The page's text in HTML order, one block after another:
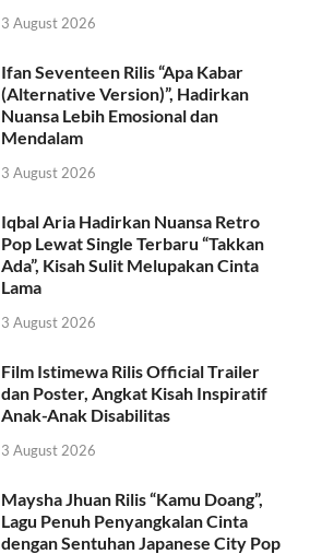
3 August 2026
Ifan Seventeen Rilis “Apa Kabar
(Alternative Version)”, Hadirkan
Nuansa Lebih Emosional dan
Mendalam
3 August 2026
Iqbal Aria Hadirkan Nuansa Retro
Pop Lewat Single Terbaru “Takkan
Ada”, Kisah Sulit Melupakan Cinta
Lama
3 August 2026
Film Istimewa Rilis Official Trailer
dan Poster, Angkat Kisah Inspiratif
Anak-Anak Disabilitas
3 August 2026
Maysha Jhuan Rilis “Kamu Doang”,
Lagu Penuh Penyangkalan Cinta
dengan Sentuhan Japanese City Pop